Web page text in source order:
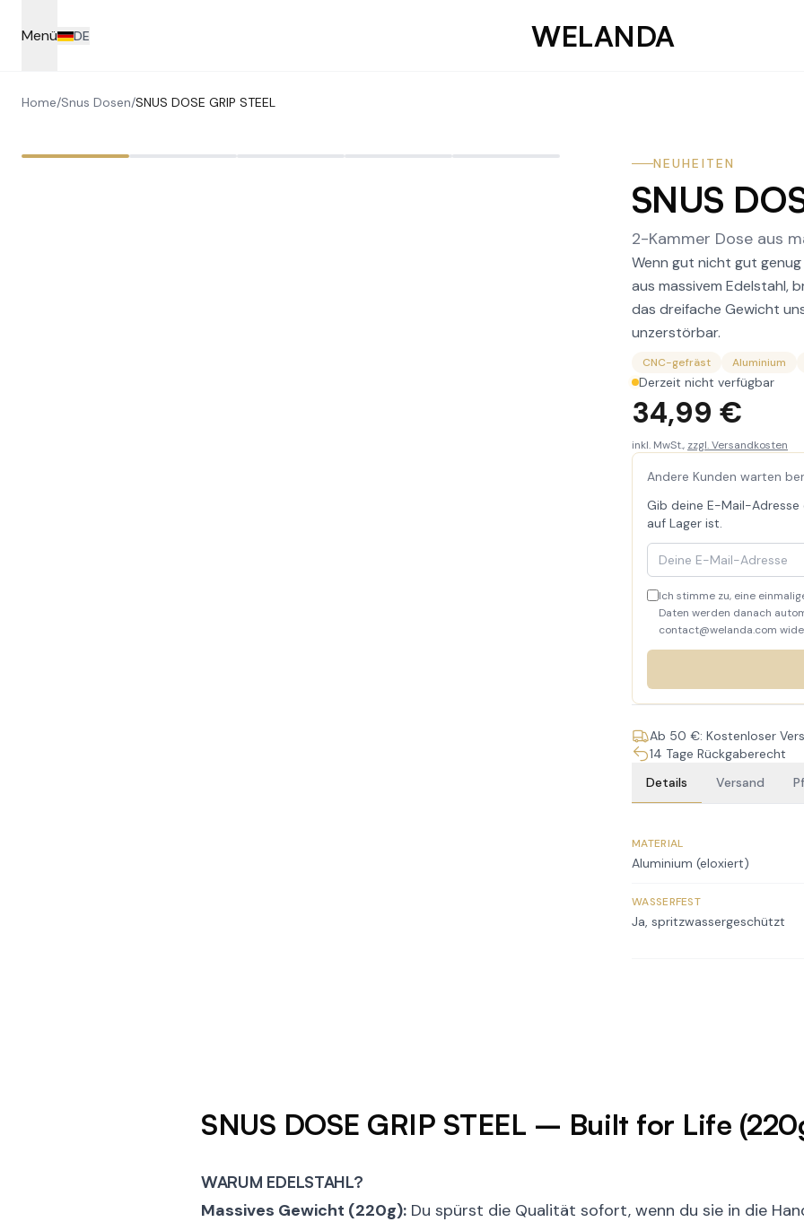
Menü
DE WELANDA
Home/Snus Dosen/SNUS DOSE GRIP STEEL
NEUHEITEN
SNUS
2-Kammer Dose aus
Wenn gut nicht gut genug
aus massivem Edelstahl,
das dreifache Gewicht
unzerstörbar.
CNC-gefräst Aluminium
Derzeit nicht verfügbar
34,99 €
inkl. MwSt., zzgl. Versandkosten
Andere Kunden warten
Gib deine E-Mail-
auf Lager ist.
Deine E-Mail-Adresse
Ich stimme zu, eine
Daten werden danach
contact@welanda.com
Ab 50 €: Kostenloser
14 Tage Rückgaberecht
Details
Versand
MATERIAL
Aluminium (eloxiert)
WASSERFEST
Ja, spritzwassergeschützt
SNUS DOSE GRIP STEEL – Built for Life
WARUM EDELSTAHL?
Massives Gewicht (220g): Du spürst die Qualität sofort, wenn du sie in die